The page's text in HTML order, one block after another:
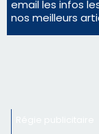
Mentions légales
Nous contacter